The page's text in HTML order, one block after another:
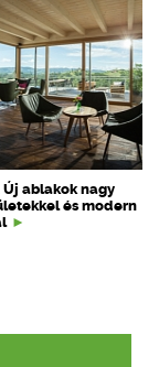
Új ablakok nagy
és modern